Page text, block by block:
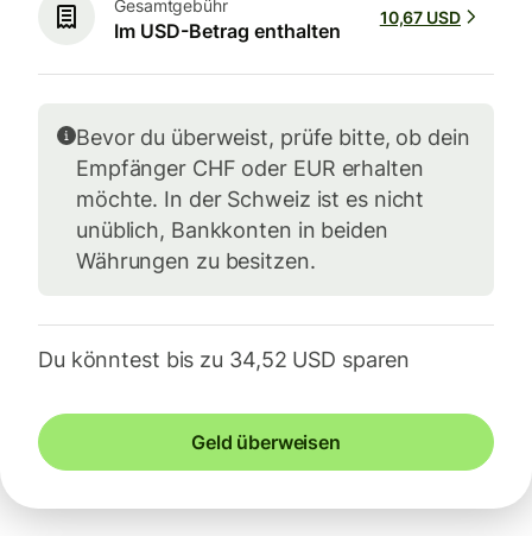
Gesamtgebühr
Im USD-Betrag enthalten
10,67 USD
Bevor du überweist, prüfe bitte, ob dein
Empfänger CHF oder EUR erhalten
möchte. In der Schweiz ist es nicht
unüblich, Bankkonten in beiden
Währungen zu besitzen.
Du könntest bis zu 34,52 USD sparen
Geld überweisen